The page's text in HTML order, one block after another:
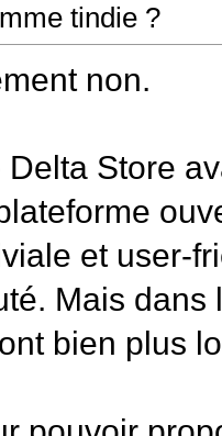
tindie ?
non.
Delta Store
et user-
Mais dans
bien plus